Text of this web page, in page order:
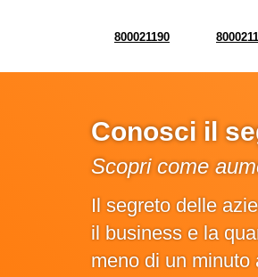
800021190
Conosci il
Scopri come
Il segreto delle
il business e la
meno di un minuto